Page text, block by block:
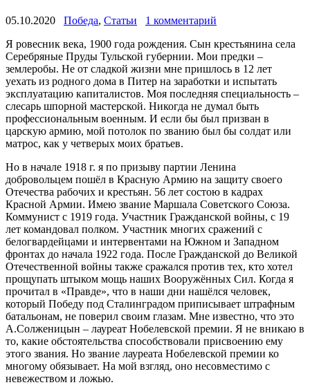
05.10.2020 Победа, Статьи
1 комментарий
Я ровесник века, 1900 года рождения. Сын крестьянина села
Серебряные Пруды Тульской губернии. Мои предки –
землеробы. Не от сладкой жизни мне пришлось в 12 лет
уехать из родного дома в Питер на заработки и испытать
эксплуатацию капиталистов. Моя последняя специальность –
слесарь шпорной мастерской. Никогда не думал быть
профессиональным военным. И если бы был призван в
царскую армию, мой потолок по званию был бы солдат или
матрос, как у четверых моих братьев.
Но в начале 1918 г. я по призыву партии Ленина
добровольцем пошёл в Красную Армию на защиту своего
Отечества рабочих и крестьян. 56 лет состою в кадрах
Красной Армии. Имею звание Маршала Советского Союза.
Коммунист с 1919 года. Участник Гражданской войны, с 19
лет командовал полком. Участник многих сражений с
белогвардейцами и интервентами на Южном и Западном
фронтах до начала 1922 года. После Гражданской до Великой
Отечественной войны также сражался против тех, кто хотел
прощупать штыком мощь наших Вооружённых Сил. Когда я
прочитал в «Правде», что в наши дни нашёлся человек,
который Победу под Сталинградом приписывает штрафным
батальонам, не поверил своим глазам. Мне известно, что это
А.Солженицын – лауреат Нобелевской премии. Я не вникаю в
то, какие обстоятельства способствовали присвоению ему
этого звания. Но звание лауреата Нобелевской премии ко
многому обязывает. На мой взгляд, оно несовместимо с
невежеством и ложью.